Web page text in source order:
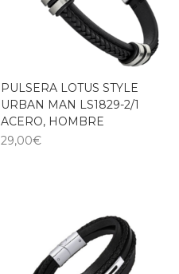
PULSERA LOTUS STYLE
URBAN MAN LS1829-2/1
ACERO, HOMBRE
29,00€